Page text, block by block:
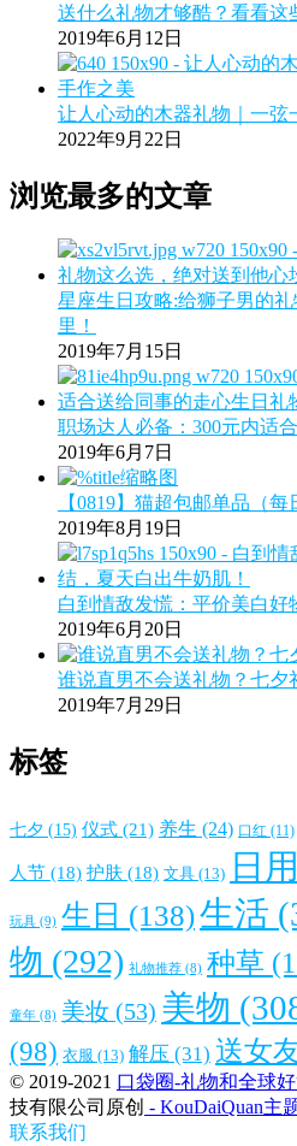
送什么礼物才够酷？看看这
2019年6月12日
让人心动的木器礼物｜一弦
2022年9月22日
浏览最多的文章
星座生日攻略:给狮子男的
里！
2019年7月15日
职场达人必备：300元内适
2019年6月7日
【0819】猫超包邮单品（每
2019年8月19日
白到情敌发慌：平价美白好
2019年6月20日
谁说直男不会送礼物？七夕
2019年7月29日
标签
七夕 (15) 仪式 (21) 养生 (24) 口红 (11)
人节 (18) 护肤 (18) 文具 (13) 日
玩具 (9) 生日 (138)生活
物 (292) 礼物推荐 (8) 种草
童年 (8) 美妆 (53) 美物
(98) 衣服 (13) 解压 (31) 送女
© 2019-2021 口袋圈-礼物和全球
技有限公司原创 - KouDaiQuan主
联系我们